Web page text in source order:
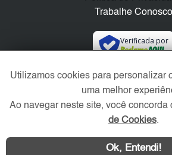
Trabalhe Conosco
Verificada por
Redes Sociais
Utilizamos cookies para personalizar
uma melhor
Ao navegar neste site, você concorda
de Cookies.
Ok, Entendi!